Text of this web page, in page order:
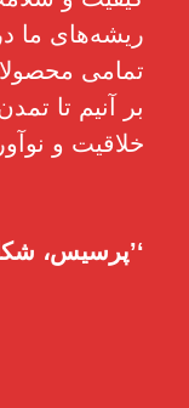
ریشه‌های ما
تمامی
بر آنیم تا
خلاقیت و
‘’پرسیس،